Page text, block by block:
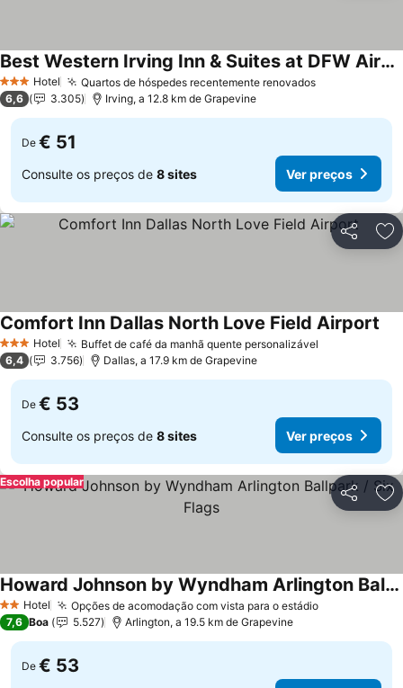
3 EstrelasHotel Quartos de hóspedes recentemente renovadosVer preços
Best Western Irving Inn & Suites at DFW Airport
Ver preços
6,6 3.305 Irving, a 12.8 km de Grapevine
De € 51
Consulte os preços de 8 sites Ver preços
Partilhar
3 EstrelasHotel Buffet de café da manhã quente personalizável
Comfort Inn Dallas North Love Field Airport
6,4 3.756 Dallas, a 17.9 km de Grapevine
De € 53
Consulte os preços de 8 sites Ver preços
Partilhar
Escolha popular
2 Estrelas
Hotel Opções de acomodação com vista para o estádioVer preços
Howard Johnson by Wyndham Arlington Ballpark / Six Flags
Ver preços
7,6 Boa 5.527 Arlington, a 19.5 km de Grapevine
De € 53